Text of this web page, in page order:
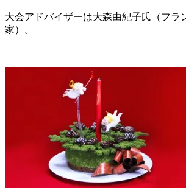
大会アドバイザーは大森由紀子氏（フラ
家）。